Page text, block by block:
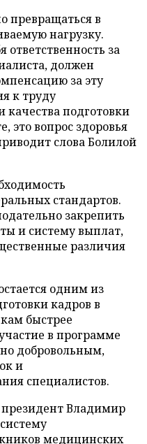
превращаться в
нагрузку.
ответственность за
должен
за эту
к труду
подготовки
это вопрос здоровья
слова Болилой
стандартов.
закрепить
и систему выплат,
различия
одним из
кадров в
быстрее
в программе
добровольным,
и
специалистов.
президент Владимир
медицинских